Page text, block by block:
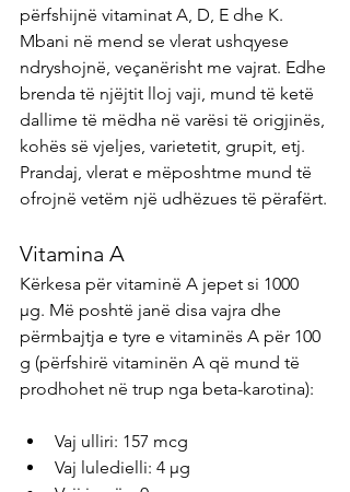
përfshijnë vitaminat A, D, E dhe K.
Mbani në mend se vlerat ushqyese
ndryshojnë, veçanërisht me vajrat. Edhe
brenda të njëjtit lloj vaji, mund të ketë
dallime të mëdha në varësi të origjinës,
kohës së vjeljes, varietetit, grupit, etj.
Prandaj, vlerat e mëposhtme mund të
ofrojnë vetëm një udhëzues të përafërt.
Vitamina A
Kërkesa për vitaminë A jepet si 1000
µg. Më poshtë janë disa vajra dhe
përmbajtja e tyre e vitaminës A për 100
g (përfshirë vitaminën A që mund të
prodhohet në trup nga beta-karotina):
Vaj ulliri: 157 mcg
Vaj luledielli: 4 μg